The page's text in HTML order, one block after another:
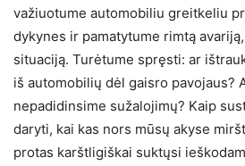
važiuotume automobiliu greitkeliu
dykynes ir pamatytume rimtą
situaciją. Turėtume spręsti: ar
iš automobilių dėl gaisro pavojaus?
nepadidinsime sužalojimų? Kaip
daryti, kai kas nors mūsų akyse
protas karštligiškai suktųsi